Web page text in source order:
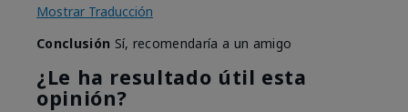
Mostrar Traducción
Conclusión Sí, recomendaría a un amigo
¿Le ha resultado útil esta
opinión?